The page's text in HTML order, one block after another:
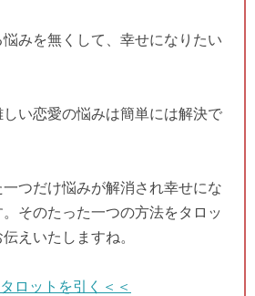
みを無くして、幸せになりたい
い恋愛の悩みは簡単には解決で
つだけ悩みが解消され幸せにな
そのたった一つの方法をタロッ
えいたしますね。
ロットを引く＜＜